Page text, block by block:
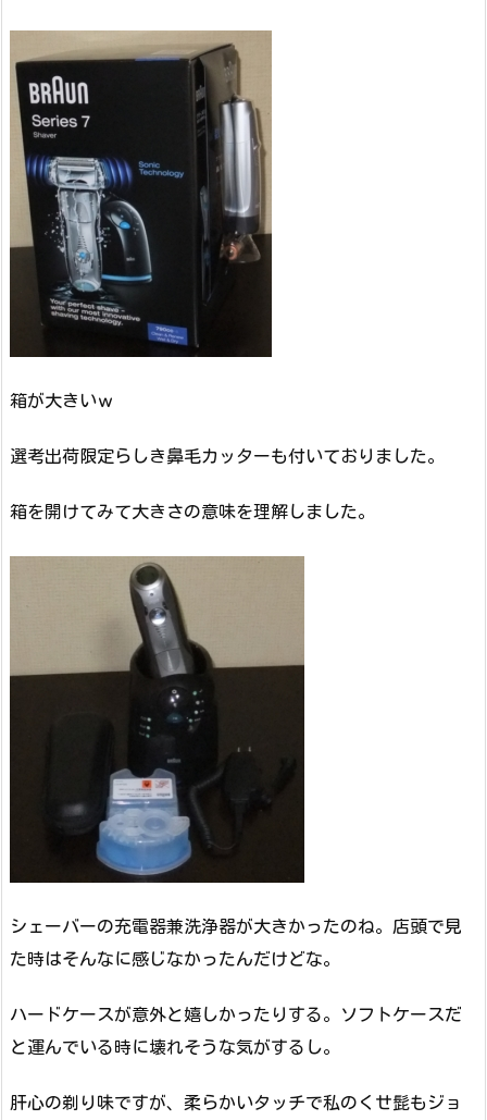
箱が大きいｗ
選考出荷限定らしき鼻毛カッターも付いておりました。
箱を開けてみて大きさの意味を理解しました。
シェーバーの充電器兼洗浄器が大きかったのね。店頭で見
た時はそんなに感じなかったんだけどな。
ハードケースが意外と嬉しかったりする。ソフトケースだ
と運んでいる時に壊れそうな気がするし。
肝心の剃り味ですが、柔らかいタッチで私のくせ髭もジョ